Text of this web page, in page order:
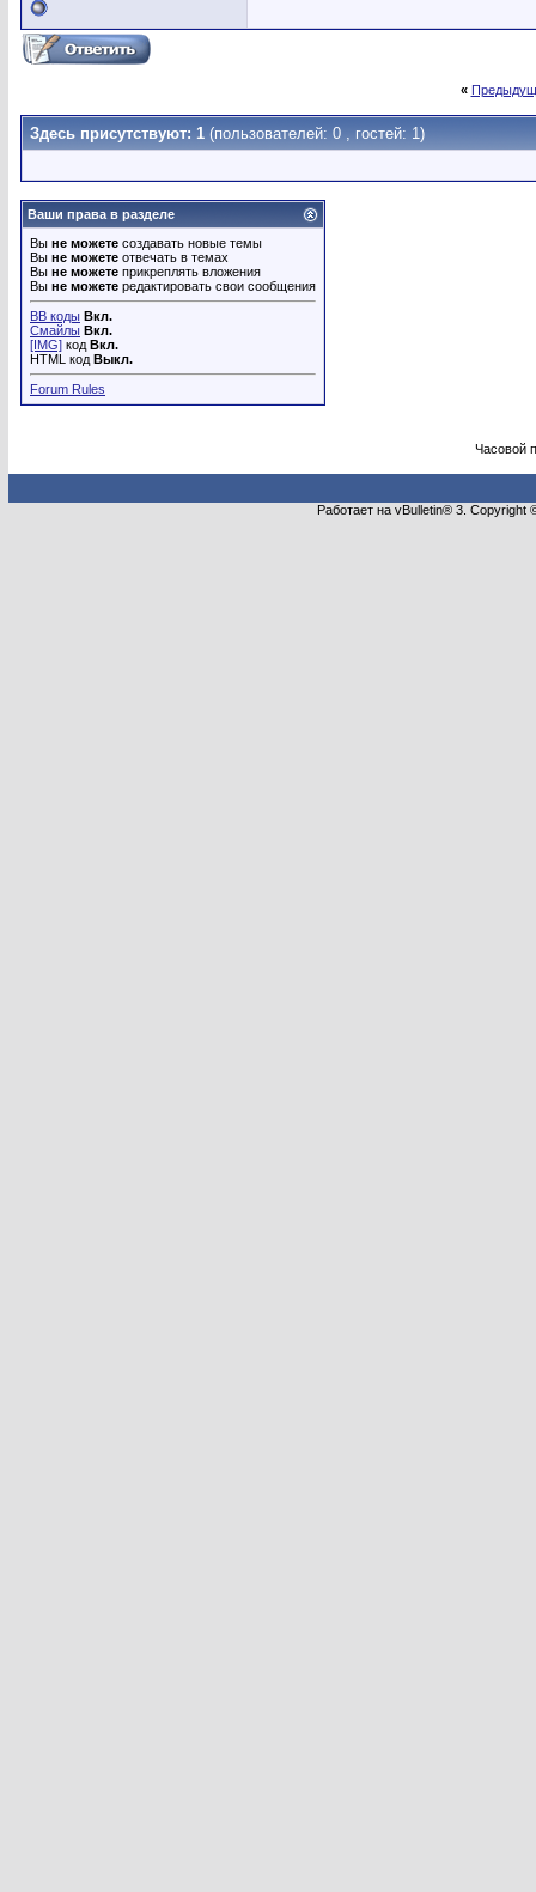
«
Здесь присутствуют: 1 (пользователей: 0 , гостей: 1)
Ваши права в разделе
Вы не можете создавать новые темы
Вы не можете отвечать в темах
Вы не можете прикреплять вложения
Вы не можете редактировать свои сообщения
BB коды Вкл.
Смайлы Вкл.
[IMG] код Вкл.
HTML код Выкл.
Forum Rules
Часовой
Работает на vBulletin® 3.